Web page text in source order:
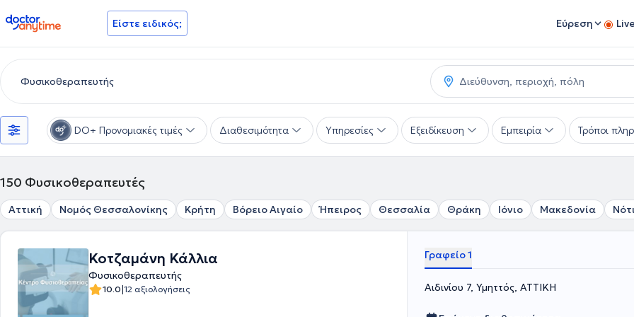
doctoranytime Είστε ειδικός; Εύρεση
DO+ Προνομιακές τιμές Διαθεσιμότητα Υπηρεσίες Εξειδίκευση Εμπειρία Τρόποι
150 Φυσικοθεραπευτές
Αττική Νομός Θεσσαλονίκης Κρήτη Βόρειο Αιγαίο Ήπειρος Θεσσαλία Θράκη Ιόνιο Μακεδονία
Κοτζαμάνη Κάλλια
Φυσικοθεραπευτής
10.0|12 αξιολογήσεις
Γραφείο 1
Αιδινίου 7, Υμηττός, ΑΤΤΙΚΗ